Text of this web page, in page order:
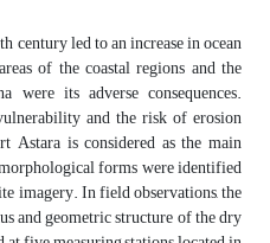
century led to an increase in ocean
of the coastal regions and the
were its adverse consequences.
and the risk of erosion
Astara is considered as the main
forms were identified
imagery. In field observations, the
and geometric structure of the dry